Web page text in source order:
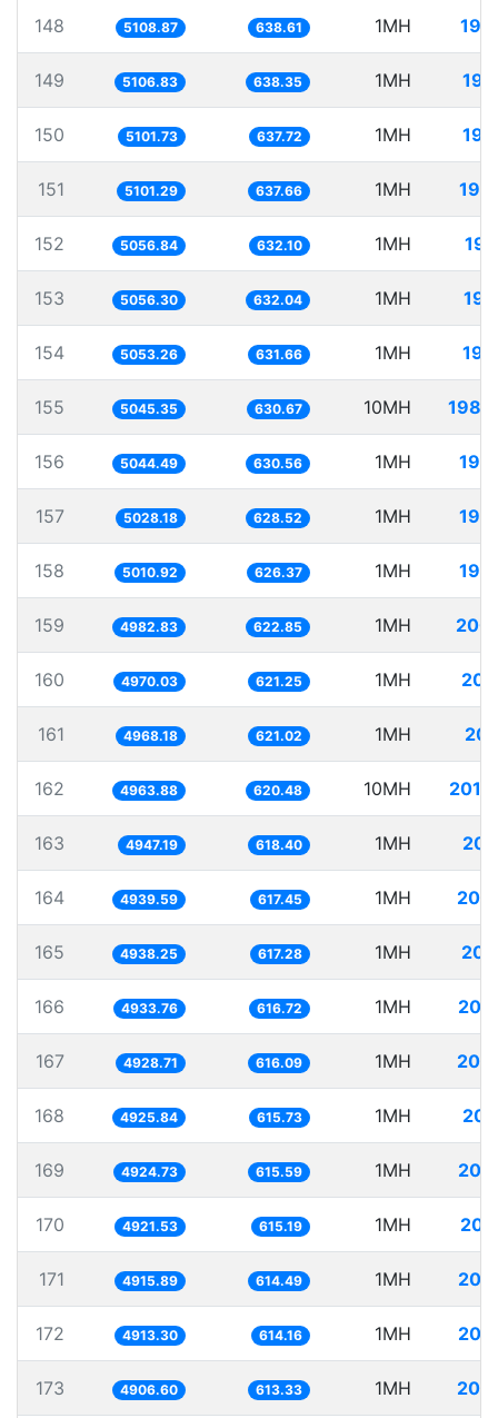
148 5108.87 638.61 1MH
149 5106.83 638.35 1MH
150 5101.73 637.72 1MH
151 5101.29 637.66 1MH
152 5056.84 632.10 1MH
153 5056.30 632.04 1MH
154 5053.26 631.66 1MH
155 5045.35 630.67 10MH
156 5044.49 630.56 1MH
157 5028.18 628.52 1MH
158 5010.92 626.37 1MH
159 4982.83 622.85 1MH
160 4970.03 621.25 1MH
161 4968.18 621.02 1MH
162 4963.88 620.48 10MH
163 4947.19 618.40 1MH
164 4939.59 617.45 1MH
165 4938.25 617.28 1MH
166 4933.76 616.72 1MH
167 4928.71 616.09 1MH
168 4925.84 615.73 1MH
169 4924.73 615.59 1MH
170 4921.53 615.19 1MH
171 4915.89 614.49 1MH
172 4913.30 614.16 1MH
173 4906.60 613.33 1MH